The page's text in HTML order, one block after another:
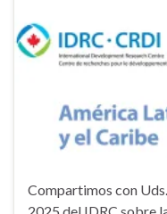
Compartimos con
2025 del IDRC sobre